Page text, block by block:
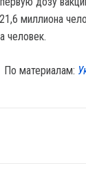
миллиона
человек.
По материалам: